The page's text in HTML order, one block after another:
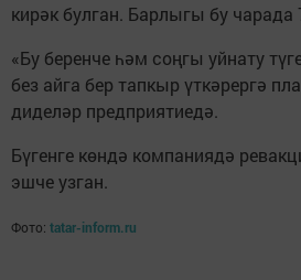
кирәк булган. Барлыгы бу
«Бу беренче һәм соңгы уйнату
без айга бер тапкыр үткәрергә
диделәр предприятиедә.
Бүгенге көндә компаниядә
эшче узган.
Фото: tatar-inform.ru